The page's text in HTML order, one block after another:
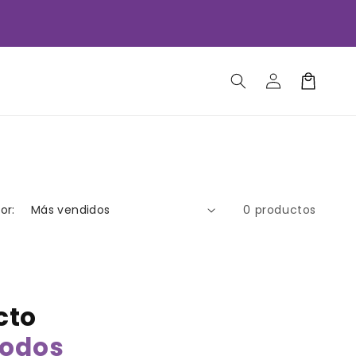
Iniciar
sesión
Carrito
0 productos